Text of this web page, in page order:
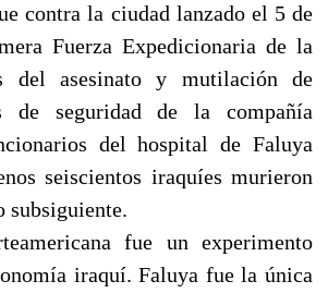
contra la ciudad lanzado el 5 de
Fuerza Expedicionaria de la
del asesinato y mutilación de
de seguridad de la compañía
del hospital de Faluya
seiscientos iraquíes murieron
subsiguiente.
fue un experimento
iraquí. Faluya fue la única